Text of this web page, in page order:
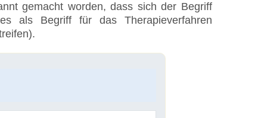
gemacht worden, dass sich der Begriff
als Begriff für das Therapieverfahren